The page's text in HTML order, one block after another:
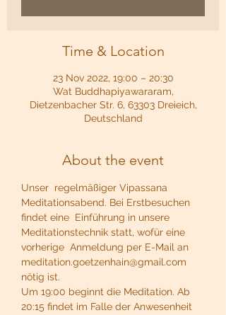
Time & Location
23 Nov 2022, 19:00 – 20:30
Wat Buddhapiyawararam,
Dietzenbacher Str. 6, 63303 Dreieich,
Deutschland
About the event
Unser  regelmäßiger Vipassana
Meditationsabend. Bei Erstbesuchen
findet eine  Einführung in unsere
Meditationstechnik statt, wofür eine
vorherige  Anmeldung per E-Mail an
meditation.goetzenhain@gmail.com
nötig ist.
Um 19:00 beginnt die Meditation. Ab
20:15 findet im Falle der Anwesenheit